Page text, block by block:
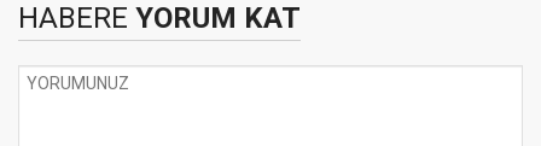
HABERE YORUM KAT